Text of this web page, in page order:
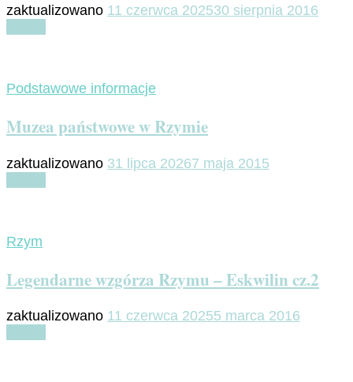
zaktualizowano 11 czerwca 202530 sierpnia 2016
Podstawowe informacje
Muzea państwowe w Rzymie
zaktualizowano 31 lipca 20267 maja 2015
Rzym
Legendarne wzgórza Rzymu – Eskwilin cz.2
zaktualizowano 11 czerwca 20255 marca 2016